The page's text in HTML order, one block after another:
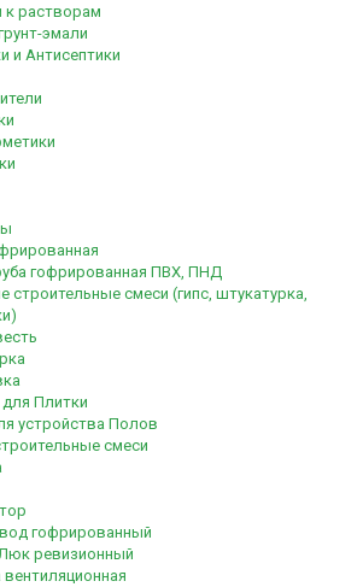
к растворам
эмали
и Антисептики
гофрированная ПВХ, ПНД
строительные смеси (гипс, штукатурка,
Плитки
устройства Полов
смеси
гофрированный
ревизионный